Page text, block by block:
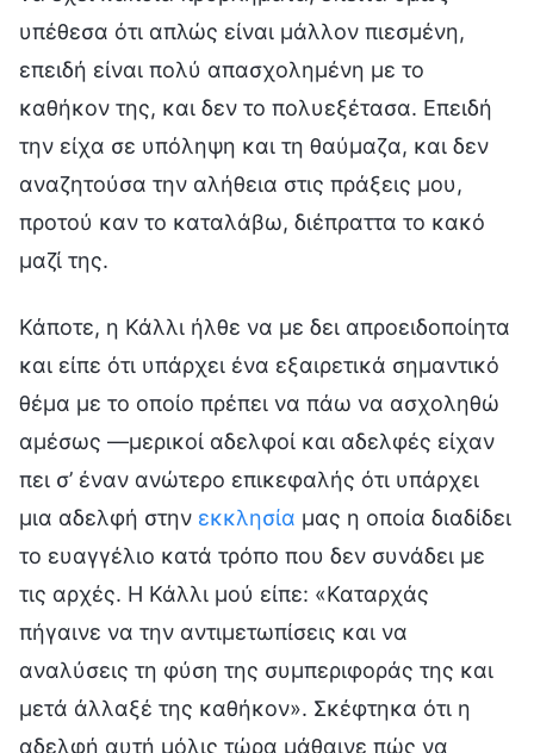
υπέθεσα ότι απλώς είναι μάλλον πιεσμένη,
επειδή είναι πολύ απασχολημένη με το
καθήκον της, και δεν το πολυεξέτασα. Επειδή
την είχα σε υπόληψη και τη θαύμαζα, και δεν
αναζητούσα την αλήθεια στις πράξεις μου,
προτού καν το καταλάβω, διέπραττα το κακό
μαζί της.
Κάποτε, η Κάλλι ήλθε να με δει απροειδοποίητα
και είπε ότι υπάρχει ένα εξαιρετικά σημαντικό
θέμα με το οποίο πρέπει να πάω να ασχοληθώ
αμέσως —μερικοί αδελφοί και αδελφές είχαν
πει σ’ έναν ανώτερο επικεφαλής ότι υπάρχει
μια αδελφή στην εκκλησία μας η οποία διαδίδει
το ευαγγέλιο κατά τρόπο που δεν συνάδει με
τις αρχές. Η Κάλλι μού είπε: «Καταρχάς
πήγαινε να την αντιμετωπίσεις και να
αναλύσεις τη φύση της συμπεριφοράς της και
μετά άλλαξέ της καθήκον». Σκέφτηκα ότι η
αδελφή αυτή μόλις τώρα μάθαινε πώς να